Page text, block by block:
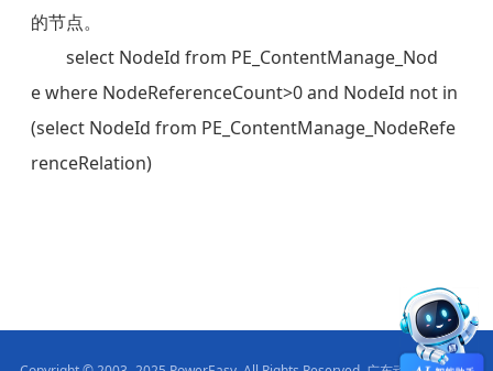
的节点。
select NodeId from PE_ContentManage_Nod
e where NodeReferenceCount>0 and NodeId not in
(select NodeId from PE_ContentManage_NodeRefe
renceRelation)